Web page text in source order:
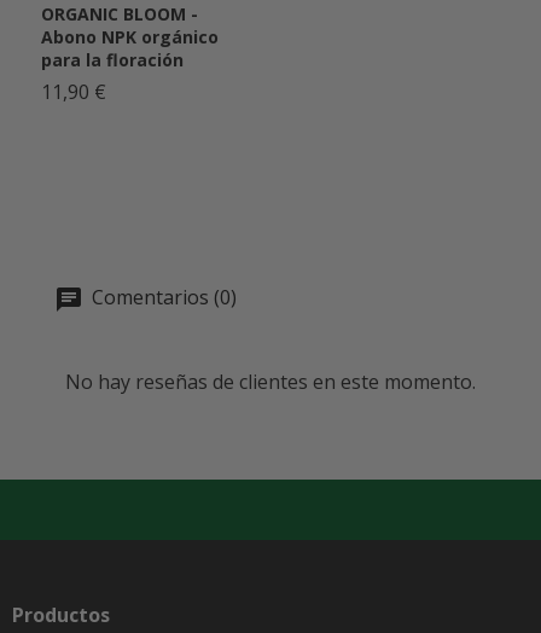
ORGANIC BLOOM -
Abono NPK orgánico
para la floración
11,90 €
Comentarios (0)
No hay reseñas de clientes en este momento.
Productos